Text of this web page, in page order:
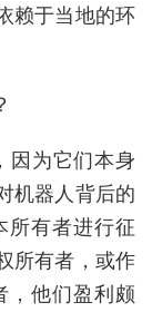
赖于当地的环
因为它们本身
机器人背后的
所有者进行征
所有者，或作
，他们盈利颇